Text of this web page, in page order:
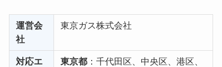
運営会
社
東京ガス株式会社
対応エ
東京都 ：千代田区、中央区、港区、